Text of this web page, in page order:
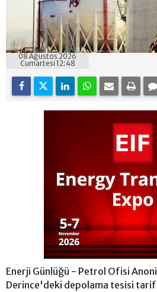
08 Ağustos 2026
Cumartesi 12:48
Enerji Günlüğü - Petrol Ofisi
Derince'deki depolama tesisi